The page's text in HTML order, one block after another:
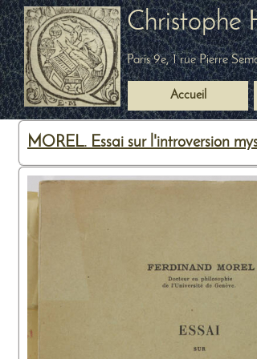
Christophe
Paris 9e, 1 rue Pierre
Accueil
MOREL. Essai sur l'introversion